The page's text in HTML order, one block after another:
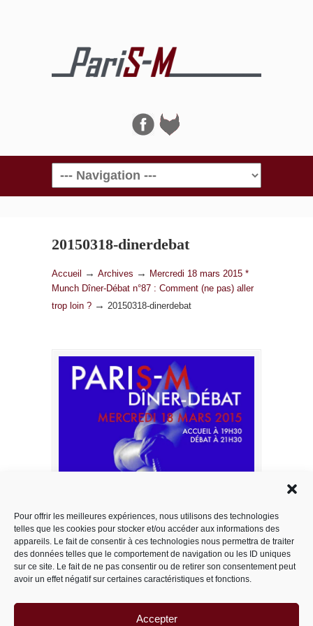
Pour offrir les meilleures expériences, nous utilisons des technologies
telles que les cookies pour stocker et/ou accéder aux informations des
appareils. Le fait de consentir à ces technologies nous permettra de traiter
des données telles que le comportement de navigation ou les ID uniques
sur ce site. Le fait de ne pas consentir ou de retirer son consentement peut
avoir un effet négatif sur certaines caractéristiques et fonctions.
Accepter
Navigation
20150318-dinerdebat
Accueil → Archives →
Mercredi 18 mars 2015 *
Munch Dîner-Débat n°87 : Comment (ne pas) aller
trop loin ? → 20150318-dinerdebat